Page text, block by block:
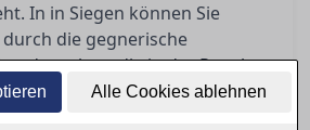
Alle Cookies ablehnen
In in Siegen können Sie
die gegnerische
machen, die in der Regel
Erfahren Sie, wie Sie
kommen und was